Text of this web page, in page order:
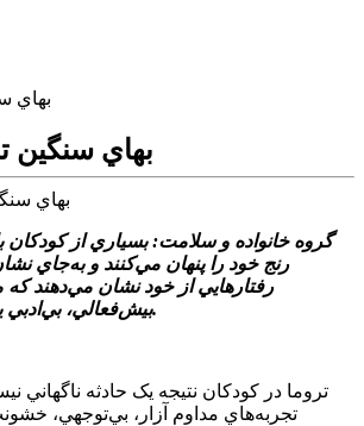
بهاي
بهاي سنگين
گروه خانواده و سلامت: بسياري از کودکان
رنج خود را پنهان مي‌کنند و به‌جاي
رفتارهايي از خود نشان مي‌دهند
بيش‌فعالي، بي‌ادبي يا سرکشي تلقي شود.
تروما در کودکان نتيجه‌ يک حادثه‌ ناگهاني
تجربه‌هاي مداوم آزار، بي‌توجهي،